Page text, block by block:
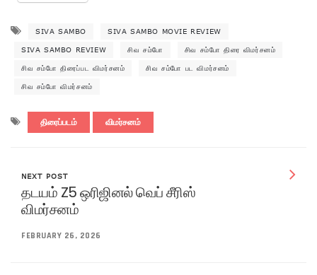
SIVA SAMBO SIVA SAMBO MOVIE REVIEW
SIVA SAMBO REVIEW சிவ சம்போ சிவ சம்போ திரை விமர்சனம்
சிவ சம்போ திரைப்பட விமர்சனம் சிவ சம்போ பட விமர்சனம்
சிவ சம்போ விமர்சனம்
திரைப்படம் விமர்சனம்
NEXT POST
தடயம் Z5 ஒரிஜினல் வெப் சீரிஸ்
விமர்சனம்
FEBRUARY 26, 2026